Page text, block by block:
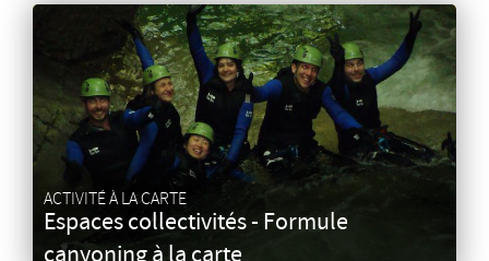
ACTIVITÉ À LA CARTE
Espaces collectivités - Formule